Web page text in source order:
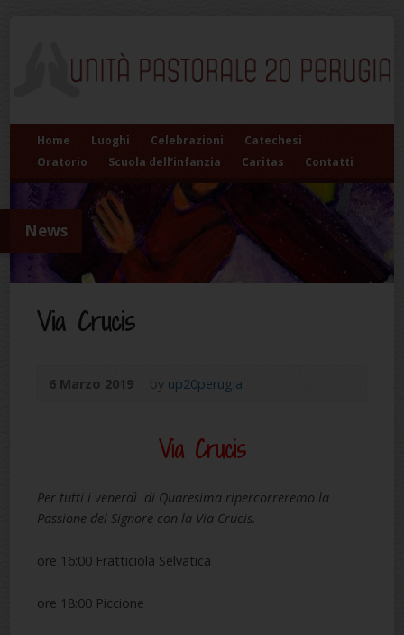
Home Luoghi Celebrazioni
Catechesi
Oratorio
Scuola dell’infanzia Caritas Contatti
News
Via Crucis
6 Marzo 2019 by up20perugia
Via Crucis
Per tutti i venerdì di Quaresima ripercorreremo la
Passione del Signore con la Via Crucis.
ore 16:00 Fratticiola Selvatica
ore 18:00 Piccione